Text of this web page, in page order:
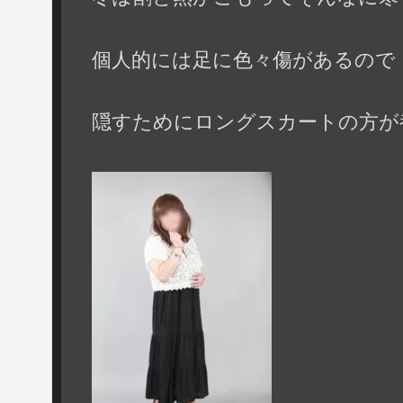
個人的には足に色々傷があるので
隠すためにロングスカートの方が